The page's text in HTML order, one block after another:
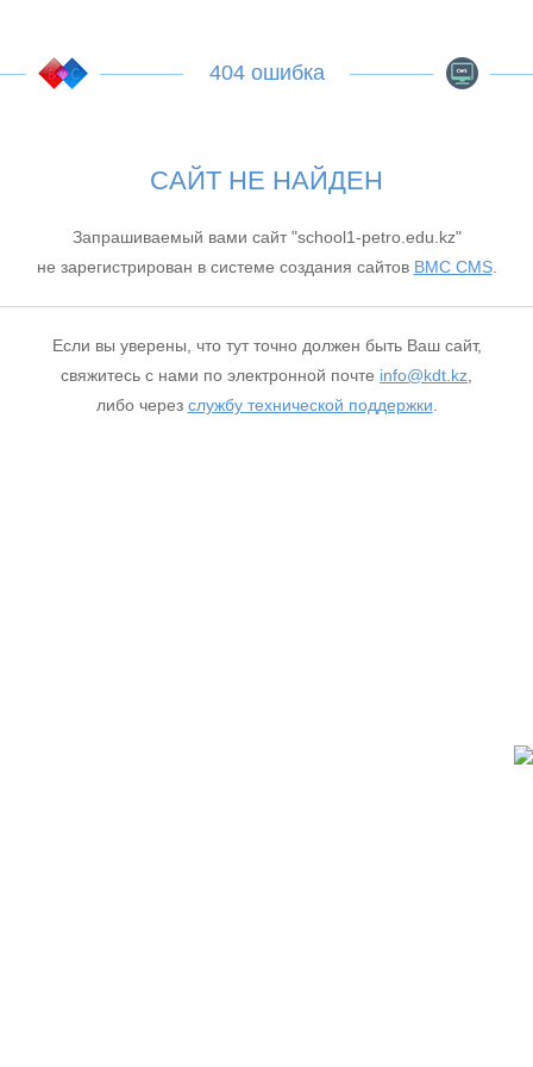
404 ошибка
САЙТ НЕ НАЙДЕН
Запрашиваемый вами сайт "school1-petro.edu.kz"
не зарегистрирован в системе создания сайтов BMC CMS.
Если вы уверены, что тут точно должен быть Ваш сайт,
свяжитесь с нами по электронной почте info@kdt.kz
либо через службу технической поддержки